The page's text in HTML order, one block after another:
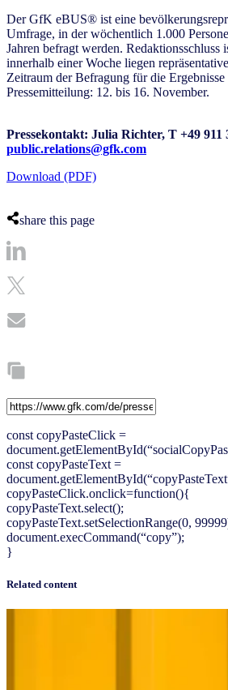
Der GfK eBUS® ist eine
Umfrage, in der wöchentlich 1.000
Jahren befragt werden. Redaktionsschluss
innerhalb einer Woche liegen
Zeitraum der Befragung für die Ergebnisse
Pressemitteilung: 12. bis 16. November.
Pressekontakt: Julia Richter, T +49 911
public.relations@gfk.com
Download (PDF)
share this page
const copyPasteClick =
const copyPasteText =
copyPasteClick.onclick=function(){
copyPasteText.select();
copyPasteText.setSelectionRange(0,
document.execCommand(“copy”);
}
Related content